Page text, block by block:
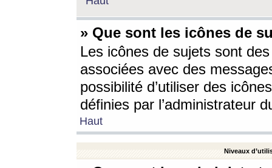
» Que sont les icônes de
Les icônes de sujets sont
associées avec des
possibilité d’utiliser des
définies par l’administrateur
Haut
Niveaux